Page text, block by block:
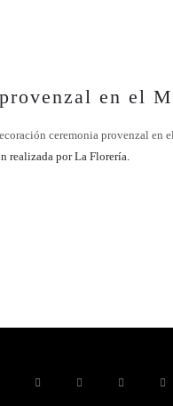
en el
ceremonia provenzal en el
realizada por La Florería.